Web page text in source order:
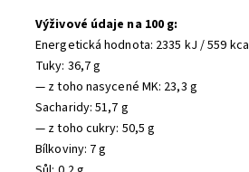
Výživové údaje na 100 g:
Energetická hodnota: 2335 kJ / 559
Tuky: 36,7 g
— z toho nasycené MK: 23,3 g
Sacharidy: 51,7 g
— z toho cukry: 50,5 g
Bílkoviny: 7 g